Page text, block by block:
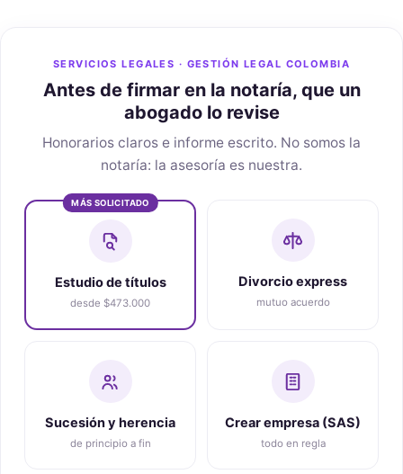
SERVICIOS LEGALES · GESTIÓN LEGAL COLOMBIA
Antes de firmar en la notaría, que un
abogado lo revise
Honorarios claros e informe escrito. No somos la
notaría: la asesoría es nuestra.
MÁS SOLICITADO
Estudio de títulos
desde $473.000
Divorcio express
mutuo acuerdo
Sucesión y herencia
de principio a fin
Crear empresa (SAS)
todo en regla